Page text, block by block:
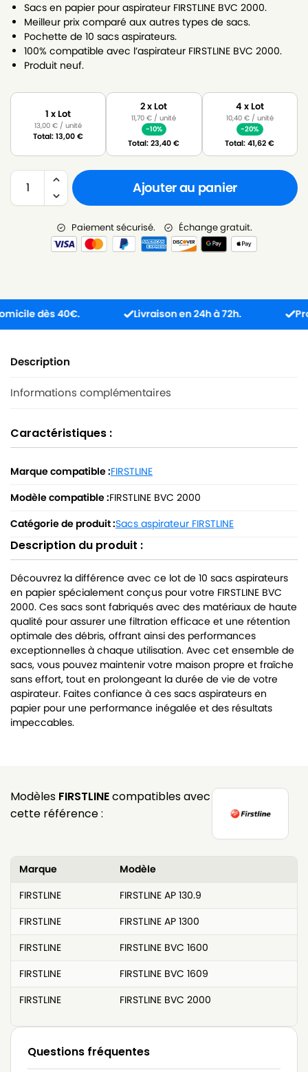
Sacs en papier pour aspirateur FIRSTLINE BVC 2000.
Meilleur prix comparé aux autres types de sacs.
Pochette de 10 sacs aspirateurs.
100% compatible avec l’aspirateur FIRSTLINE BVC 2000.
Produit neuf.
1 x Lot
13,00€ / unité
Total:13,00€
2 x Lot
11,70€ / unité
-10%
Total:23,40€
4 x Lot
10,40 €/ unité
-20%
Total:41,62€
Ajouter au panier
Paiement sécurisé. Échange gratuit.
dès 40€. Livraison en 24h à 72h.
Description
Informations complémentaires
Caractéristiques :
Marque compatible :FIRSTLINE
Modèle compatible :FIRSTLINE BVC 2000
Catégorie de produit :Sacs aspirateur FIRSTLINE
Description du produit :
Découvrez la différence avec ce lot de 10 sacs aspirateurs
en papier spécialement conçus pour votre FIRSTLINE BVC
2000. Ces sacs sont fabriqués avec des matériaux de haute
qualité pour assurer une filtration efficace et une rétention
optimale des débris, offrant ainsi des performances
exceptionnelles à chaque utilisation. Avec cet ensemble de
sacs, vous pouvez maintenir votre maison propre et fraîche
sans effort, tout en prolongeant la durée de vie de votre
aspirateur. Faites confiance à ces sacs aspirateurs en
papier pour une performance inégalée et des résultats
impeccables.
Modèles FIRSTLINEcompatibles avec
cette référence :
Marque
Modèle
FIRSTLINE
FIRSTLINE AP 130.9
FIRSTLINE
FIRSTLINE AP 1300
FIRSTLINE
FIRSTLINE BVC 1600
FIRSTLINE
FIRSTLINE BVC 1609
FIRSTLINE
FIRSTLINE BVC 2000
Questions fréquentes